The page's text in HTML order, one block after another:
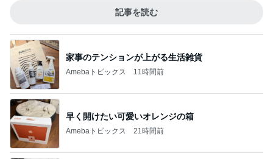
記事を読む
家事のテンションが上がる生活雑貨
Amebaトピックス 11時間前
早く開けたい可愛いオレンジの箱
Amebaトピックス 21時間前